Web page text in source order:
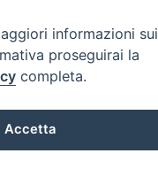
informazioni sui
proseguirai la
completa.
Accetta